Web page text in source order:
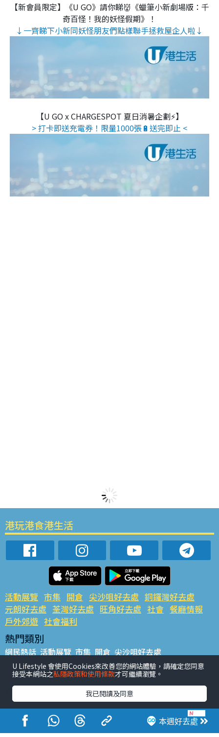
【新會員限定】《U GO》請你睇👹《蠟筆小新劇場版：千
奇百怪！我的妖怪假期》！
↓一齊睇下小新同妖怪朋友們點樣聯手拯救屋企人啦↓
【U GO x CHARGESPOT 夏日消暑企劃⚡】
> 打卡即送充電券！限量1000張🔋送完即止 <
本週好去處
港玩港食港生活
活動展覽 市集 開倉 尖沙咀好去處 銅鑼灣好去處
元朗好去處 荃灣好去處 旺角好去處 社會 餐廳情報
戶外郊遊 社會福利
熱門類別
網民熱話 活動展覽 市集 開倉 尖沙咀好去處
銅鑼灣好去處 元朗好去處 荃灣好去處 旺角好去處 社會
餐廳情報 戶外郊遊
熱門標籤
#UGO搵好去處 #人氣活動推介 #美食社群熱話
#親子玩樂好去處
#ULifestyle應用程式
#限時搶
#UJetso禮物放送
#ULifestyle商戶中心 #著數 #網絡熱話
U Lifestyle 會使用Cookies來改善您的網站體驗，請確定您同意
接受本網站之私隱政策和使用條款才可繼續瀏覽。
我已閱讀及同意